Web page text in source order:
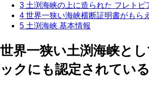
3 土渕海峡の上に造られた フレトピ
4 世界一狭い海峡横断証明書がもら
5 土渕海峡 基本情報
世界一狭い土渕海峡とし
ックにも認定されている